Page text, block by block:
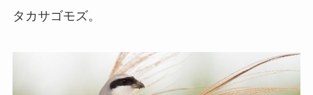
タカサゴモズ。